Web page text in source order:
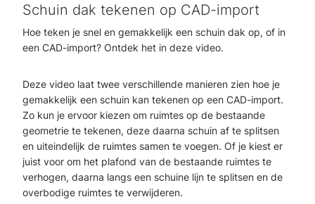
Schuin dak tekenen op CAD-import
Hoe teken je snel en gemakkelijk een schuin dak op, of in
een CAD-import? Ontdek het in deze video.
Deze video laat twee verschillende manieren zien hoe je
gemakkelijk een schuin kan tekenen op een CAD-import.
Zo kun je ervoor kiezen om ruimtes op de bestaande
geometrie te tekenen, deze daarna schuin af te splitsen
en uiteindelijk de ruimtes samen te voegen. Of je kiest er
juist voor om het plafond van de bestaande ruimtes te
verhogen, daarna langs een schuine lijn te splitsen en de
overbodige ruimtes te verwijderen.